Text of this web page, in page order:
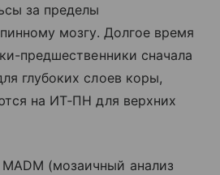
за пределы
мозгу. Долгое время
предшественники сначала
глубоких слоев коры,
на ИТ‑ПН для верхних
(мозаичный анализ